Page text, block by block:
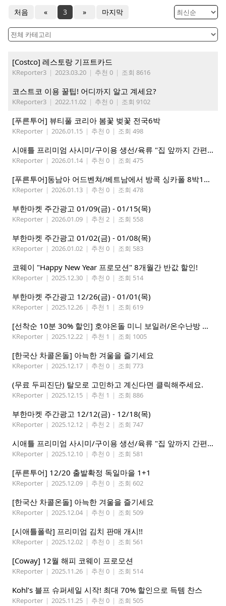
처음 « 3 » 마지막
[Costco] 레스토랑 기프트카드
KReporter3 | 2023.03.20 | 추천 0 | 조회 8616
코스트코 이용 꿀팁! 어디까지 알고 계세요?
KReporter3 | 2022.11.02 | 추천 0 | 조회 9102
[푸른투어] 뷰티풀 코리아 봄꽃 벚꽃 전국6박
KReporter | 2026.01.15 | 추천 0 | 조회 498
시애틀 프리미엄 사시미/구이용 생선/육류 "집 앞까지 간편하게" – 영오션샵닷컴
KReporter | 2026.01.14 | 추천 0 | 조회 475
[푸른투어]동남아 어드벤쳐/베트남에서 방콕 싱카폴 8박11일
KReporter | 2026.01.13 | 추천 0 | 조회 478
부한마켓 주간광고 01/09(금) - 01/15(목)
KReporter | 2026.01.09 | 추천 2 | 조회 558
부한마켓 주간광고 01/02(금) - 01/08(목)
KReporter | 2026.01.02 | 추천 0 | 조회 583
코웨이 "Happy New Year 프로모션" 8개월간 반값 할인!
KReporter | 2025.12.30 | 추천 0 | 조회 514
부한마켓 주간광고 12/26(금) - 01/01(목)
KReporter | 2025.12.26 | 추천 1 | 조회 619
[선착순 10분 30% 할인] 호야온돌 미니 보일러/온수난방 판매 시공
KReporter | 2025.12.22 | 추천 1 | 조회 1005
[한국산 차콜온돌] 아늑한 겨울을 즐기세요
KReporter | 2025.12.17 | 추천 0 | 조회 773
(무료 두피진단) 탈모로 고민하고 계신다면 클릭해주세요.
KReporter | 2025.12.15 | 추천 1 | 조회 886
부한마켓 주간광고 12/12(금) - 12/18(목)
KReporter | 2025.12.12 | 추천 2 | 조회 747
시애틀 프리미엄 사시미/구이용 생선/육류 "집 앞까지 간편하게" – 영오션샵닷컴
KReporter | 2025.12.10 | 추천 0 | 조회 581
[푸른투어] 12/20 출발확정 독일마을 1+1
KReporter | 2025.12.09 | 추천 0 | 조회 602
[한국산 차콜온돌] 아늑한 겨울을 즐기세요
KReporter | 2025.12.04 | 추천 0 | 조회 509
[시애틀폴락] 프리미엄 김치 판매 개시!!
KReporter | 2025.12.02 | 추천 0 | 조회 561
[Coway] 12월 해피 코웨이 프로모션
KReporter | 2025.11.26 | 추천 0 | 조회 514
Kohl’s 블프 슈퍼세일 시작! 최대 70% 할인으로 득템 찬스
KReporter | 2025.11.25 | 추천 0 | 조회 505